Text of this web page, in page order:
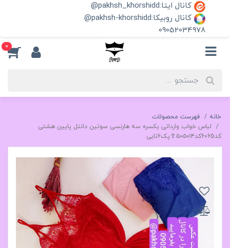
کانال ایتا:pakhsh_khorshidd@
کانال روبیکا:pakhsh-khorshidd@
09052034978
0
خانه
فهرست محصولات
لباس خواب وارداتی یکسره سه هارنسی سوتین دانتل پایین هشتی
کد6065کد۵۰۵۰۱۴👙پک۶تایی